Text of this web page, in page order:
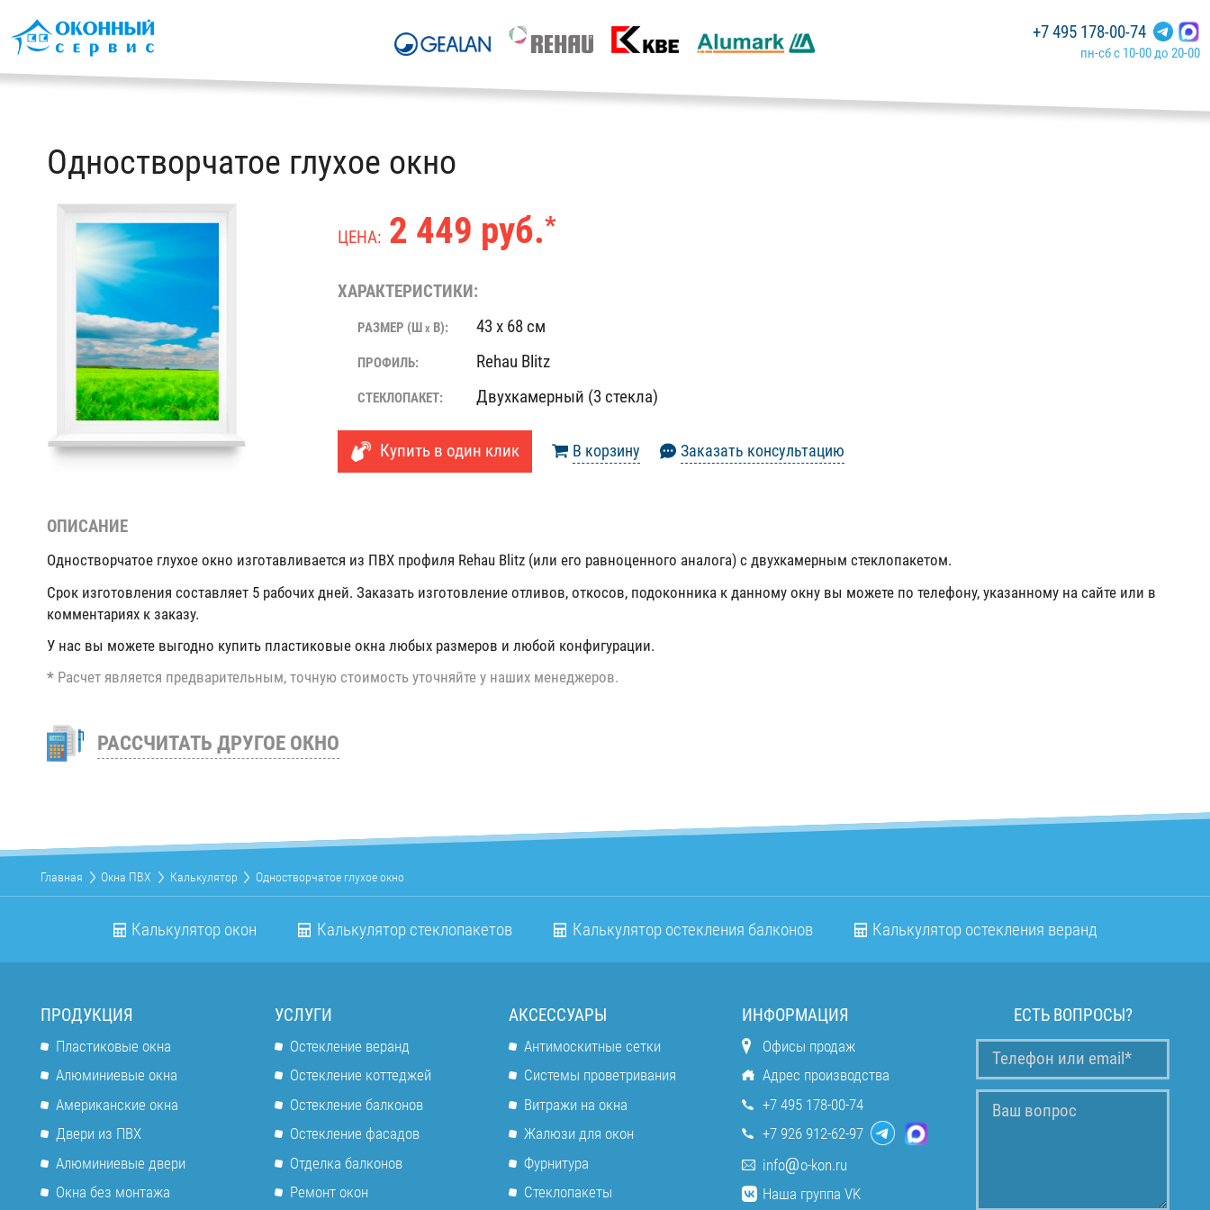
+7 495 178-00-74
пн-сб с 10-00 до 20-00
Одностворчатое глухое окно
ЦЕНА:2 449 руб.*
ХАРАКТЕРИСТИКИ:
РАЗМЕР (ШX В): 43 x 68 см
ПРОФИЛЬ: Rehau Blitz
СТЕКЛОПАКЕТ: Двухкамерный (3 стекла)
Купить в один клик В корзину Заказать консультацию
ОПИСАНИЕ
Одностворчатое глухое окно изготавливается из ПВХ профиля Rehau Blitz (или его равноценного аналога) с двухкамерным стеклопакетом.
Срок изготовления составляет 5 рабочих дней. Заказать изготовление отливов, откосов, подоконника к данному окну вы можете по телефону, указанному на сайте или в
комментариях к заказу.
У нас вы можете выгодно купить пластиковые окна любых размеров и любой конфигурации.
* Расчет является предварительным, точную стоимость уточняйте у наших менеджеров.
РАССЧИТАТЬ ДРУГОЕ ОКНО
Главная Окна ПВХ Калькулятор Одностворчатое глухое окно
Калькулятор окон Калькулятор стеклопакетов Калькулятор остекления балконов Калькулятор остекления веранд
ПРОДУКЦИЯ
Пластиковые окна
Алюминиевые окна
Американские окна
Двери из ПВХ
Алюминиевые двери
Окна без монтажа
УСЛУГИ
Остекление веранд
Остекление коттеджей
Остекление балконов
Остекление фасадов
Отделка балконов
Ремонт окон
АКСЕССУАРЫ
Антимоскитные сетки
Системы проветривания
Витражи на окна
Жалюзи для окон
Фурнитура
Стеклопакеты
ИНФОРМАЦИЯ
Офисы продаж
Адрес производства
+7 495 178-00-74
+7 926 912-62-97
info
o-kon.ru
Наша группа VK
ЕСТЬ ВОПРОСЫ?